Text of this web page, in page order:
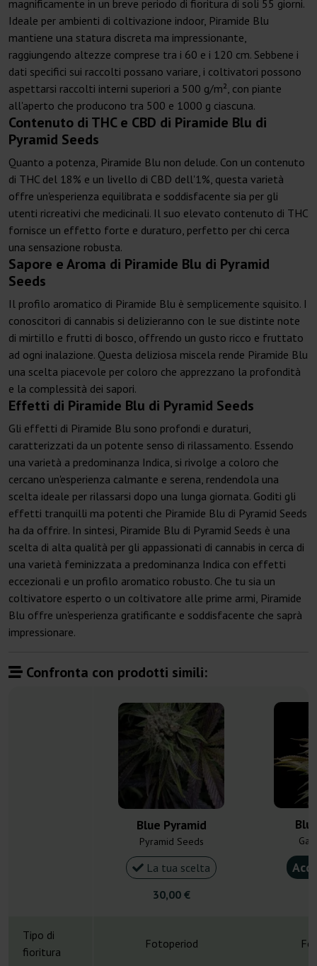
magnificamente in un breve periodo di fioritura di soli 55 giorni.
Ideale per ambienti di coltivazione indoor, Piramide Blu
mantiene una statura discreta ma impressionante,
raggiungendo altezze comprese tra i 60 e i 120 cm. Sebbene i
dati specifici sui raccolti possano variare, i coltivatori possono
aspettarsi raccolti interni superiori a 500 g/m², con piante
all'aperto che producono tra 500 e 1000 g ciascuna.
Contenuto di THC e CBD di Piramide Blu di
Pyramid Seeds
Quanto a potenza, Piramide Blu non delude. Con un contenuto
di THC del 18% e un livello di CBD dell'1%, questa varietà
offre un'esperienza equilibrata e soddisfacente sia per gli
utenti ricreativi che medicinali. Il suo elevato contenuto di THC
fornisce un effetto forte e duraturo, perfetto per chi cerca
una sensazione robusta.
Sapore e Aroma di Piramide Blu di Pyramid
Seeds
Il profilo aromatico di Piramide Blu è semplicemente squisito. I
conoscitori di cannabis si delizieranno con le sue distinte note
di mirtillo e frutti di bosco, offrendo un gusto ricco e fruttato
ad ogni inalazione. Questa deliziosa miscela rende Piramide Blu
una scelta piacevole per coloro che apprezzano la profondità
e la complessità dei sapori.
Effetti di Piramide Blu di Pyramid Seeds
Gli effetti di Piramide Blu sono profondi e duraturi,
caratterizzati da un potente senso di rilassamento. Essendo
una varietà a predominanza Indica, si rivolge a coloro che
cercano un'esperienza calmante e serena, rendendola una
scelta ideale per rilassarsi dopo una lunga giornata. Goditi gli
effetti tranquilli ma potenti che Piramide Blu di Pyramid Seeds
ha da offrire. In sintesi, Piramide Blu di Pyramid Seeds è una
scelta di alta qualità per gli appassionati di cannabis in cerca di
una varietà feminizzata a predominanza Indica con effetti
eccezionali e un profilo aromatico robusto. Che tu sia un
coltivatore esperto o un coltivatore alle prime armi, Piramide
Blu offre un'esperienza gratificante e soddisfacente che saprà
impressionare.
Confronta con prodotti simili:
Blue Pyramid
Pyramid Seeds
La tua scelta
30,00 €
Tipo di
fioritura
Fotoperiod